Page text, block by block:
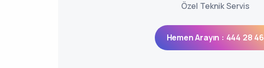
Özel Teknik Servis
Hemen Arayın : 444 28 46